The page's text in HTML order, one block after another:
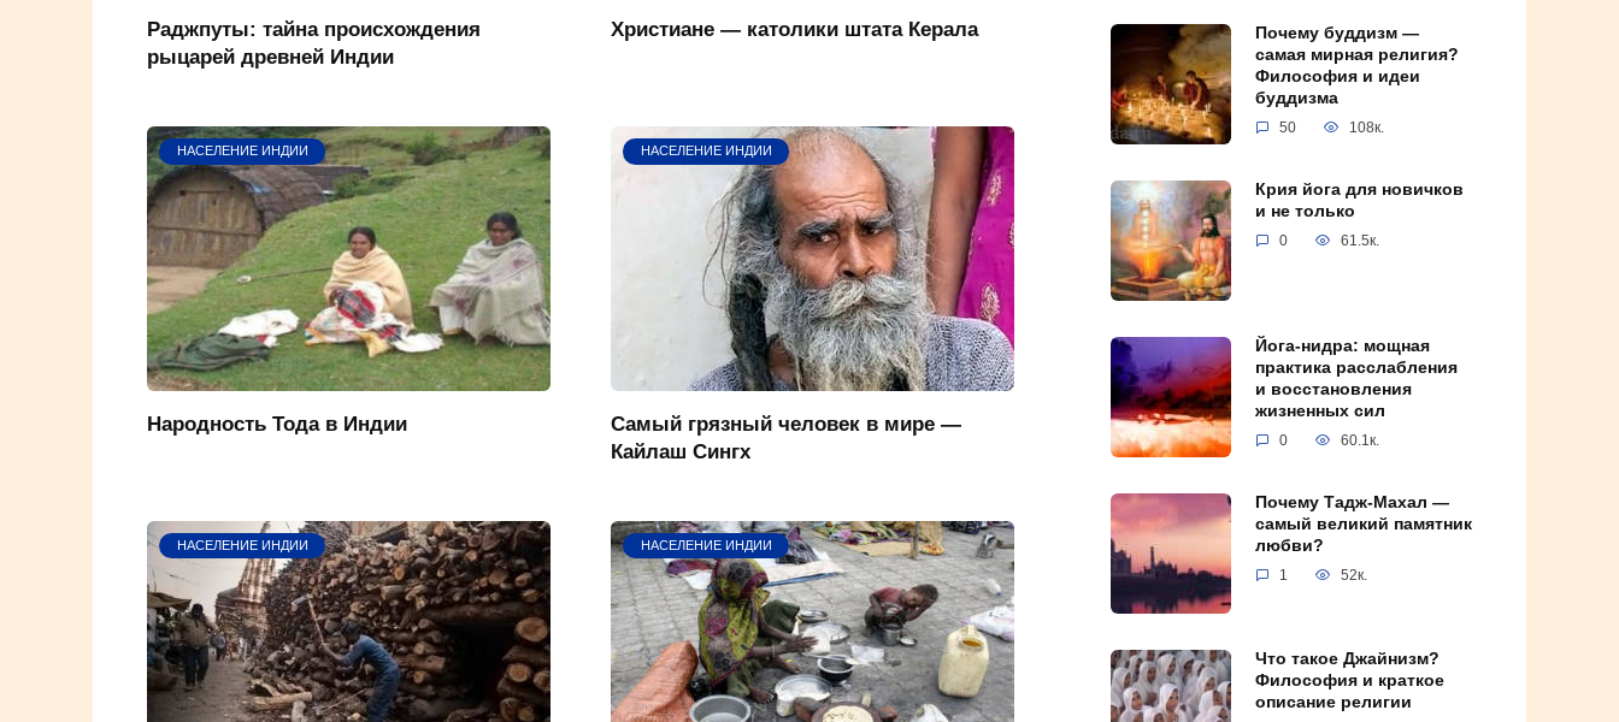
Раджпуты: тайна происхождения
рыцарей древней Индии
Христиане — католики штата Керала
НАСЕЛЕНИЕ ИНДИИ
Народность Тода в Индии
НАСЕЛЕНИЕ ИНДИИ
Самый грязный человек в мире —
Кайлаш Сингх
НАСЕЛЕНИЕ ИНДИИ НАСЕЛЕНИЕ ИНДИИ
Почему буддизм —
самая мирная религия?
Философия и идеи
буддизма
50 108к.
Крия йога для новичков
и не только
0 61.5к.
Йога-нидра: мощная
практика расслабления
и восстановления
жизненных сил
0 60.1к.
Почему Тадж-Махал —
самый великий памятник
любви?
1 52к.
Что такое Джайнизм?
Философия и краткое
описание религии